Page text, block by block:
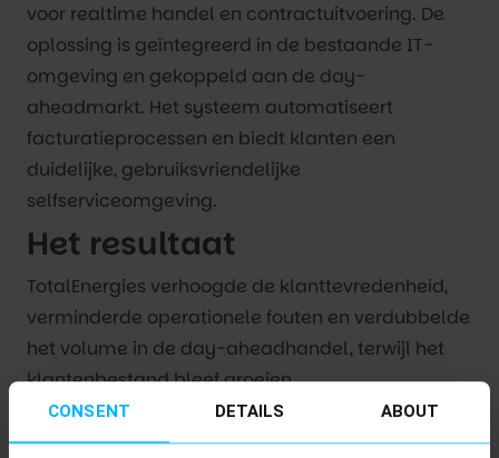
CONSENT DETAILS ABOUT
voor realtime handel en contractuitvoering. De
oplossing is geïntegreerd in de bestaande IT-
omgeving en gekoppeld aan de day-
aheadmarkt. Het systeem automatiseert
facturatieprocessen en biedt klanten een
duidelijke, gebruiksvriendelijke
selfserviceomgeving.
Het resultaat
TotalEnergies verhoogde de klanttevredenheid,
verminderde operationele fouten en verdubbelde
het volume in de day-aheadhandel, terwijl het
klantenbestand bleef groeien.
Feiten en cijfers